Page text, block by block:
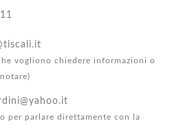
vogliono chiedere informazioni o
per parlare direttamente con la